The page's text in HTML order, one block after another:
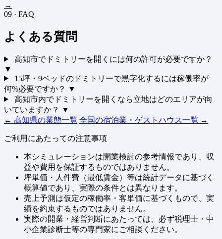
→
09 · FAQ
よくある質問
高知市でドミトリーを開くには何の許可が必要ですか？
▼
15坪・9ベッドのドミトリーで黒字化するには稼働率が
何%必要ですか？
▼
高知市内でドミトリーを開くなら立地はどのエリアが向
いていますか？
▼
← 高知県の業態一覧 全国の宿泊業・ゲストハウス一覧 →
ご利用にあたっての注意事項
本シミュレーションは開業検討の参考情報であり、収
益や費用を保証するものではありません。
坪単価・人件費（最低賃金）等は統計データに基づく
概算値であり、実際の条件とは異なります。
売上予測は仮定の稼働率・客単価に基づくもので、実
績を約束するものではありません。
実際の開業・経営判断にあたっては、必ず税理士・中
小企業診断士等の専門家にご相談ください。